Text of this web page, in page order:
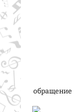
обращение